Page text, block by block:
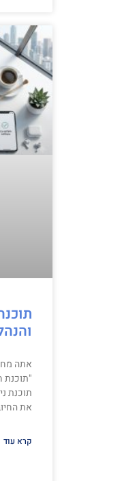
אתה
"תוכנת
תוכנת
את
קרא עוד